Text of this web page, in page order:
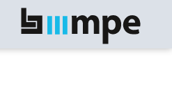
Alle anzeigen